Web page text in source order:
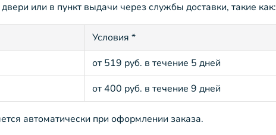
или в пункт выдачи через службы доставки, такие как:
Условия *
от 519 руб. в течение 5 дней
от 400 руб. в течение 9 дней
автоматически при оформлении заказа.